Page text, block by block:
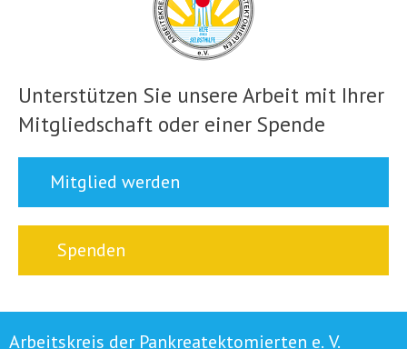
Unterstützen Sie unsere Arbeit mit Ihrer
Mitgliedschaft oder einer Spende
Mitglied werden
Spenden
Arbeitskreis der Pankreatektomierten e. V.